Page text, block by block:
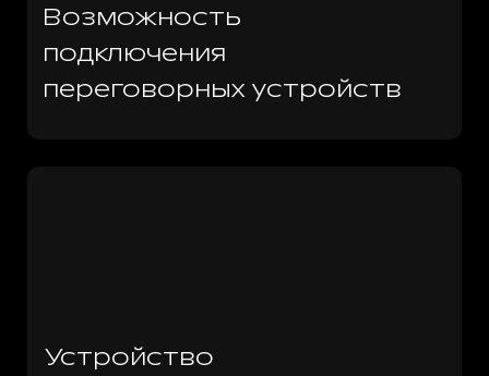
Возможность
подключения
переговорных устройств
Устройство